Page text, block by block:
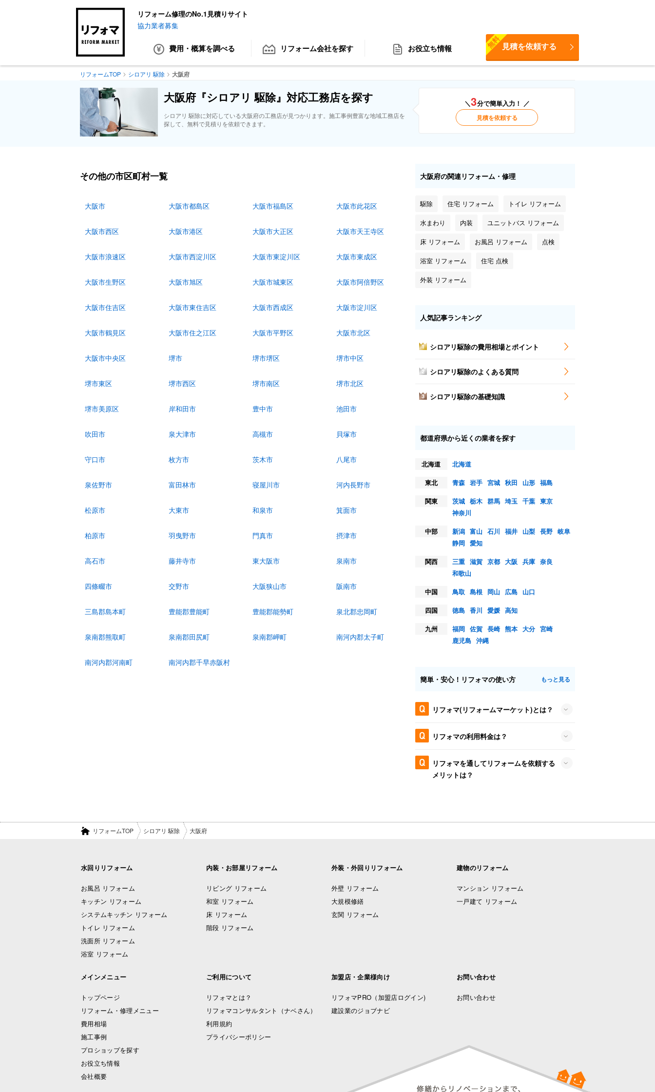
リフォーム修理のNo.1見積りサイト
協力業者募集
費用・概算を調べる リフォーム会社を探す お役立ち情報 見積を依頼する
無料
リフォームTOP シロアリ 駆除 大阪府
大阪府『シロアリ 駆除』対応工務店を探す
シロアリ 駆除に対応している大阪府の工務店が見つかります。施工事例豊富な地域工務店を
探して、無料で見積りを依頼できます。
＼3分で簡単入力！ ／
見積を依頼する
その他の市区町村一覧
大阪市 大阪市都島区 大阪市福島区 大阪市此花区
大阪市西区 大阪市港区 大阪市大正区 大阪市天王寺区
大阪市浪速区 大阪市西淀川区 大阪市東淀川区 大阪市東成区
大阪市生野区 大阪市旭区 大阪市城東区 大阪市阿倍野区
大阪市住吉区 大阪市東住吉区 大阪市西成区 大阪市淀川区
大阪市鶴見区 大阪市住之江区 大阪市平野区 大阪市北区
大阪市中央区 堺市 堺市堺区 堺市中区
堺市東区 堺市西区 堺市南区 堺市北区
堺市美原区 岸和田市 豊中市 池田市
吹田市 泉大津市 高槻市 貝塚市
守口市 枚方市 茨木市 八尾市
泉佐野市 富田林市 寝屋川市 河内長野市
松原市 大東市 和泉市 箕面市
柏原市 羽曳野市 門真市 摂津市
高石市 藤井寺市 東大阪市 泉南市
四條畷市 交野市 大阪狭山市 阪南市
三島郡島本町 豊能郡豊能町 豊能郡能勢町 泉北郡忠岡町
泉南郡熊取町 泉南郡田尻町 泉南郡岬町 南河内郡太子町
南河内郡河南町 南河内郡千早赤阪村
大阪府の関連リフォーム・修理
駆除 住宅 リフォーム トイレ リフォーム
水まわり 内装 ユニットバス リフォーム
床 リフォーム お風呂 リフォーム 点検
浴室 リフォーム 住宅 点検
外装 リフォーム
人気記事ランキング
1 シロアリ駆除の費用相場とポイント
2 シロアリ駆除のよくある質問
3 シロアリ駆除の基礎知識
都道府県から近くの業者を探す
北海道
北海道
東北
青森 岩手 宮城 秋田 山形 福島
関東
茨城 栃木 群馬 埼玉 千葉 東京
神奈川
中部
新潟 富山 石川 福井 山梨 長野 岐阜
静岡 愛知
関西
三重 滋賀 京都 大阪 兵庫 奈良
和歌山
中国
鳥取 島根 岡山 広島
山口
四国
徳島 香川 愛媛 高知
九州
福岡 佐賀 長崎 熊本 大分 宮崎
鹿児島 沖縄
簡単・安心！リフォマの使い方 もっと見る
リフォマ(リフォームマーケット)とは？
リフォマの利用料金は？
リフォマを通してリフォームを依頼する
メリットは？
リフォームTOP シロアリ 駆除 大阪府
水回りリフォーム
お風呂 リフォーム
キッチン リフォーム
システムキッチン リフォーム
トイレ リフォーム
洗面所 リフォーム
浴室 リフォーム
内装・お部屋リフォーム
リビング リフォーム
和室 リフォーム
床 リフォーム
階段 リフォーム
外装・外回りリフォーム
外壁 リフォーム
大規模修繕
玄関 リフォーム
建物のリフォーム
マンション リフォーム
一戸建て リフォーム
メインメニュー
トップページ
リフォーム・修理メニュー
費用相場
施工事例
プロショップを探す
お役立ち情報
会社概要
ご利用について
リフォマとは？
リフォマコンサルタント（ナベさん）
利用規約
プライバシーポリシー
加盟店・企業様向け
リフォマPRO （加盟店ログイン)
建設業のジョブナビ
お問い合わせ
お問い合わせ